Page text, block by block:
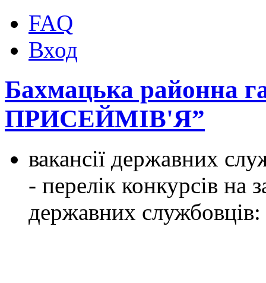
FAQ
Вход
Бахмацька районна
ПРИСЕЙМІВ'Я”
вакансії державних
- перелік конкурсів на
державних службовців: